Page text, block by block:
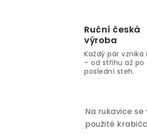
Ruční česká
výroba
Každý pár vzniká
– od střihu až po
poslední steh.
Na rukavice
použité